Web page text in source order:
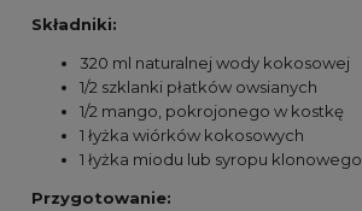
Składniki:
320 ml naturalnej wody kokosowej
1/2 szklanki płatków owsianych
1/2 mango, pokrojonego w kostkę
1 łyżka wiórków kokosowych
1 łyżka miodu lub syropu klonowego
Przygotowanie: